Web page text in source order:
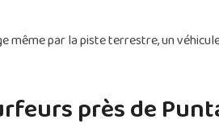
même par la piste terrestre, un
près de